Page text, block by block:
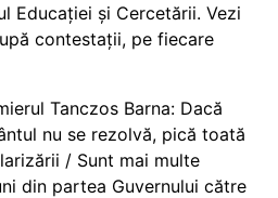
Educației și Cercetării. Vezi
contestații, pe fiecare
Tanczos Barna: Dacă
nu se rezolvă, pică toată
/ Sunt mai multe
din partea Guvernului către